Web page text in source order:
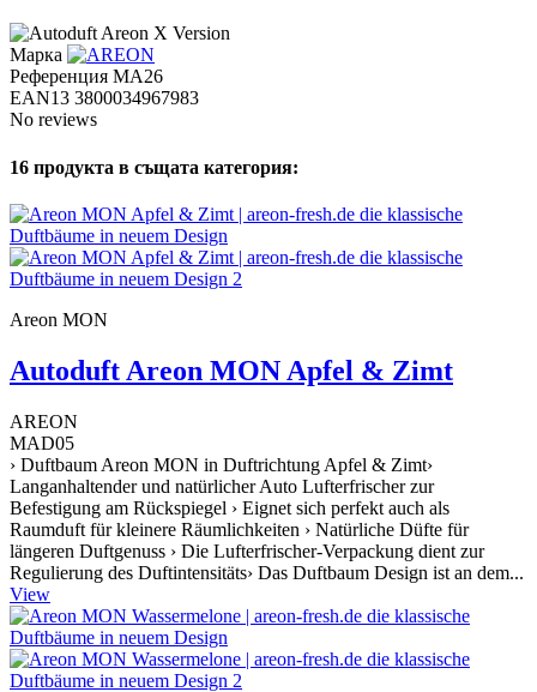
Марка
Референция MA26
EAN13 3800034967983
No reviews
16 продукта в същата категория:
Areon MON
Autoduft Areon MON Apfel & Zimt
AREON
MAD05
› Duftbaum Areon MON in Duftrichtung Apfel & Zimt›
Langanhaltender und natürlicher Auto Lufterfrischer zur
Befestigung am Rückspiegel › Eignet sich perfekt auch als
Raumduft für kleinere Räumlichkeiten › Natürliche Düfte für
längeren Duftgenuss › Die Lufterfrischer-Verpackung dient zur
Regulierung des Duftintensitäts› Das Duftbaum Design ist an dem...
View